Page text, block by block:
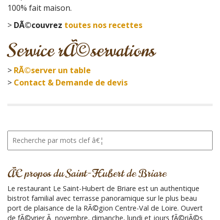
100% fait maison.
> DÃ©couvrez toutes nos recettes
Service rÃ©servations
> RÃ©server un table
> Contact & Demande de devis
e
r
c
h
e
Ã€ propos du Saint-Hubert de Briare
Le restaurant Le Saint-Hubert de Briare est un authentique
bistrot familial avec terrasse panoramique sur le plus beau
port de plaisance de la RÃ©gion Centre-Val de Loire. Ouvert
de fÃ©vrier Ã novembre, dimanche, lundi et jours fÃ©riÃ©s